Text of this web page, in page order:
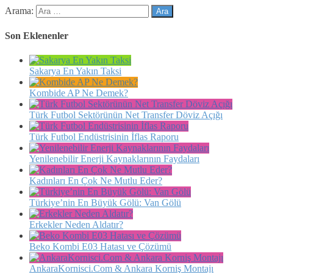
Arama:
Son Eklenenler
Sakarya En Yakın Taksi
Kombide AP Ne Demek?
Türk Futbol Sektörünün Net Transfer Döviz Açığı
Türk Futbol Endüstrisinin İflas Raporu
Yenilenebilir Enerji Kaynaklarının Faydaları
Kadınları En Çok Ne Mutlu Eder?
Türkiye’nin En Büyük Gölü: Van Gölü
Erkekler Neden Aldatır?
Beko Kombi E03 Hatası ve Çözümü
AnkaraKornisci.Com & Ankara Korniş Montajı